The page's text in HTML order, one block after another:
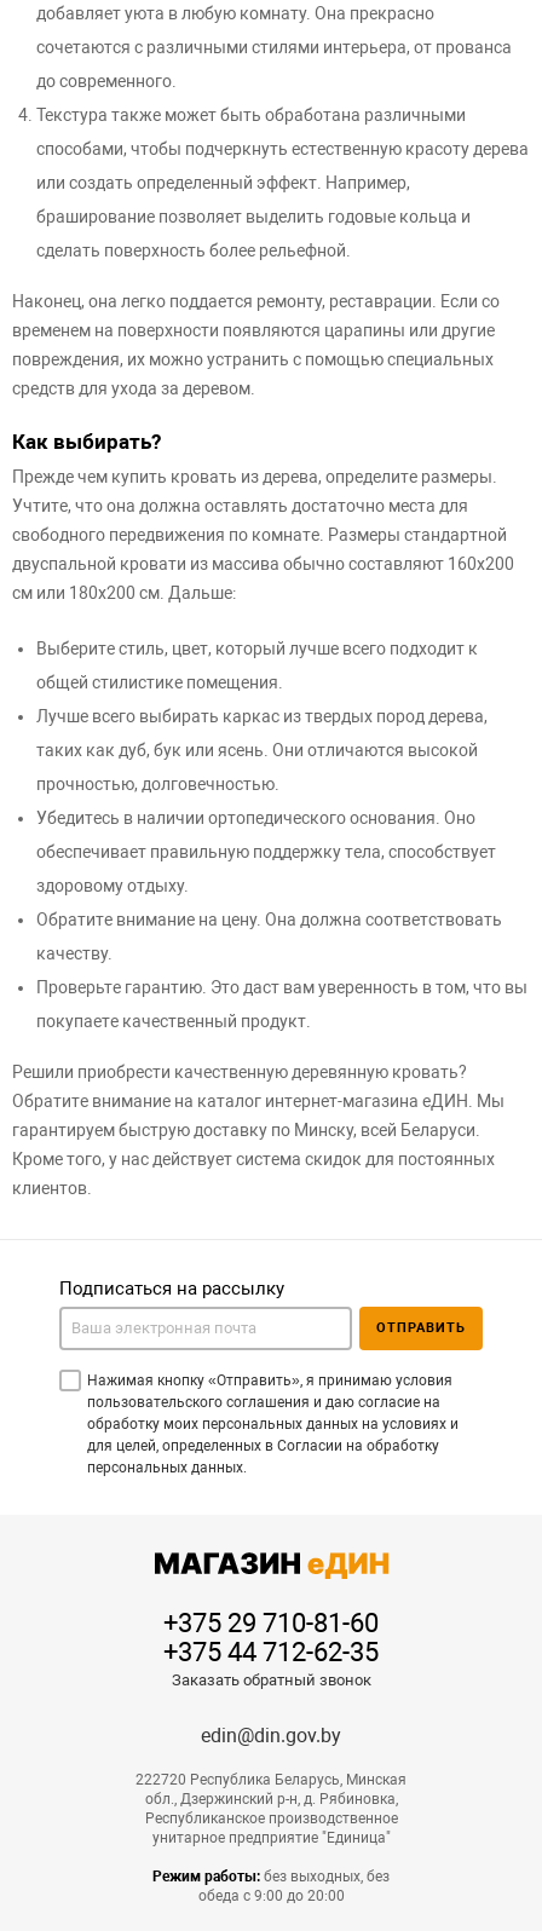
добавляет уюта в любую комнату. Она прекрасно
сочетаются с различными стилями интерьера, от прованса
до современного.
Текстура также может быть обработана различными
способами, чтобы подчеркнуть естественную красоту дерева
или создать определенный эффект. Например,
браширование позволяет выделить годовые кольца и
сделать поверхность более рельефной.
Наконец, она легко поддается ремонту, реставрации. Если со
временем на поверхности появляются царапины или другие
повреждения, их можно устранить с помощью специальных
средств для ухода за деревом.
Как выбирать?
Прежде чем купить кровать из дерева, определите размеры.
Учтите, что она должна оставлять достаточно места для
свободного передвижения по комнате. Размеры стандартной
двуспальной кровати из массива обычно составляют 160x200
см или 180x200 см. Дальше:
Выберите стиль, цвет, который лучше всего подходит к
общей стилистике помещения.
Лучше всего выбирать каркас из твердых пород дерева,
таких как дуб, бук или ясень. Они отличаются высокой
прочностью, долговечностью.
Убедитесь в наличии ортопедического основания. Оно
обеспечивает правильную поддержку тела, способствует
здоровому отдыху.
Обратите внимание на цену. Она должна соответствовать
качеству.
Проверьте гарантию. Это даст вам уверенность в том, что вы
покупаете качественный продукт.
Решили приобрести качественную деревянную кровать?
Обратите внимание на каталог интернет-магазина еДИН. Мы
гарантируем быструю доставку по Минску, всей Беларуси.
Кроме того, у нас действует система скидок для постоянных
клиентов.
Подписаться на рассылку
Нажимая кнопку «Отправить», я принимаю условия
пользовательского соглашения и даю согласие на
обработку моих персональных данных на условиях и
для целей, определенных в Согласии на обработку
персональных данных.
ОТПРАВИТЬ
+375 29 710-81-60
+375 44 712-62-35
Заказать обратный звонок
edin@din.gov.by
222720 Республика Беларусь, Минская
обл., Дзержинский р-н, д. Рябиновка,
Республиканское производственное
унитарное предприятие "Единица"
Режим работы: без выходных, без
обеда с 9:00 до 20:00